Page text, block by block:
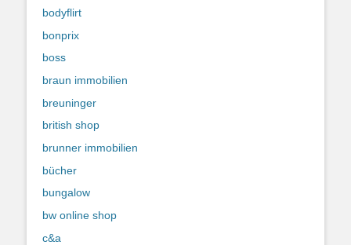
bodyflirt
bonprix
boss
braun immobilien
breuninger
british shop
brunner immobilien
bücher
bungalow
bw online shop
c&a